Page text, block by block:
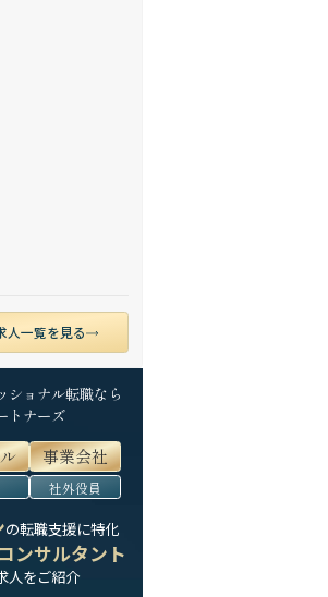
人一覧を見る
ショナル転職なら
トナーズ
事業会社
社外役員
の転職支援に特化
ンサルタント
人をご紹介